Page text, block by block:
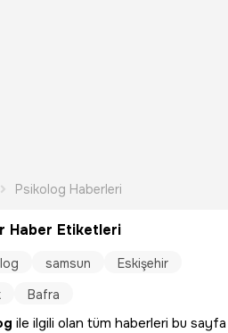
Psikolog Haberleri
Haber Etiketleri
samsun
Eskişehir
Bafra
ile ilgili olan tüm haberleri bu sayfa